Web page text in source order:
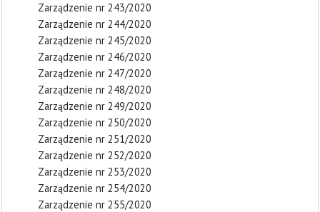
Zarządzenie nr 243/2020
Zarządzenie nr 244/2020
Zarządzenie nr 245/2020
Zarządzenie nr 246/2020
Zarządzenie nr 247/2020
Zarządzenie nr 248/2020
Zarządzenie nr 249/2020
Zarządzenie nr 250/2020
Zarządzenie nr 251/2020
Zarządzenie nr 252/2020
Zarządzenie nr 253/2020
Zarządzenie nr 254/2020
Zarządzenie nr 255/2020